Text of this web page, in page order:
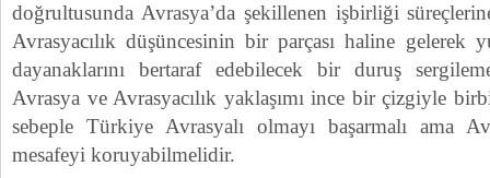
doğrultusunda Avrasya’da şekillenen işbirliği
Avrasyacılık düşüncesinin bir parçası haline gelerek
dayanaklarını bertaraf edebilecek bir duruş
Avrasya ve Avrasyacılık yaklaşımı ince bir çizgiyle
sebeple Türkiye Avrasyalı olmayı başarmalı ama
mesafeyi koruyabilmelidir.